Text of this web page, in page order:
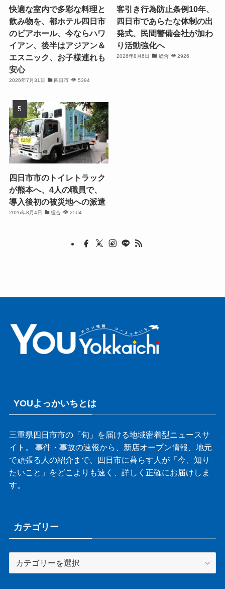
快適な室内で多彩な料理と
飲み物を、都ホテル四日市
のビアホール、今ならハワ
イアン、後半はアジアン＆
エスニック、お子様連れも
安心
2026年7月31日 四日市 5394
客引き行為防止条例10年、
四日市であらたな体制の出
発式、民間警備会社が加わ
り活動強化へ
2026年8月6日 総合 2926
四日市市のトイレトラック
が熊本へ、4人の職員で、
導入後初の被災地への派遣
2026年8月4日 総合 2504
YOUよっかいちとは
三重県四日市市の「旬」を届ける地域密着型ニュースサ
イト。 事件・事故の速報から、新店オープン情報、地元
で頑張る人の紹介まで、四日市に暮らす人が「今、知り
たいこと」をどこよりも速く、詳しく正確にお届けしま
す。
カテゴリー
テ